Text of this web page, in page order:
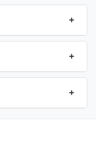
+
+
+